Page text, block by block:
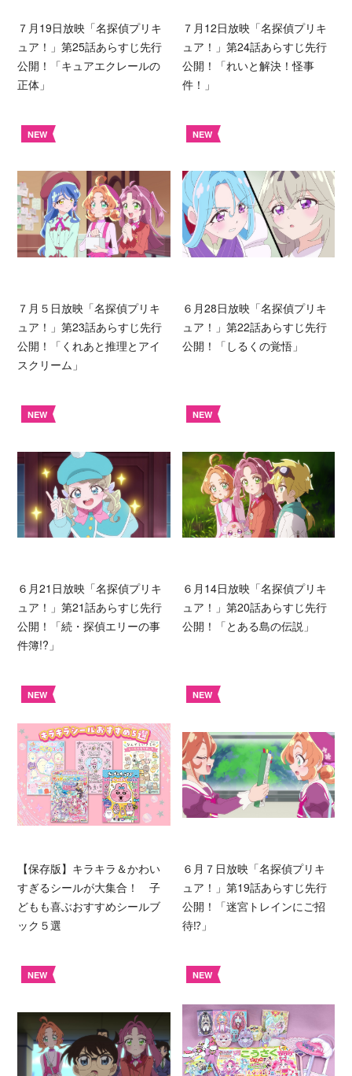
７月19日放映「名探偵プリキ
ュア！」第25話あらすじ先行
公開！「キュアエクレールの
正体」
７月12日放映「名探偵プリキ
ュア！」第24話あらすじ先行
公開！「れいと解決！怪事
件！」
NEW
７月５日放映「名探偵プリキ
ュア！」第23話あらすじ先行
公開！「くれあと推理とアイ
スクリーム」
NEW
６月28日放映「名探偵プリキ
ュア！」第22話あらすじ先行
公開！「しるくの覚悟」
NEW
６月21日放映「名探偵プリキ
ュア！」第21話あらすじ先行
公開！「続・探偵エリーの事
件簿!?」
NEW
６月14日放映「名探偵プリキ
ュア！」第20話あらすじ先行
公開！「とある島の伝説」
NEW
【保存版】キラキラ＆かわい
すぎるシールが大集合！ 子
どもも喜ぶおすすめシールブ
ック５選
NEW
６月７日放映「名探偵プリキ
ュア！」第19話あらすじ先行
公開！「迷宮トレインにご招
待⁉︎」
NEW NEW